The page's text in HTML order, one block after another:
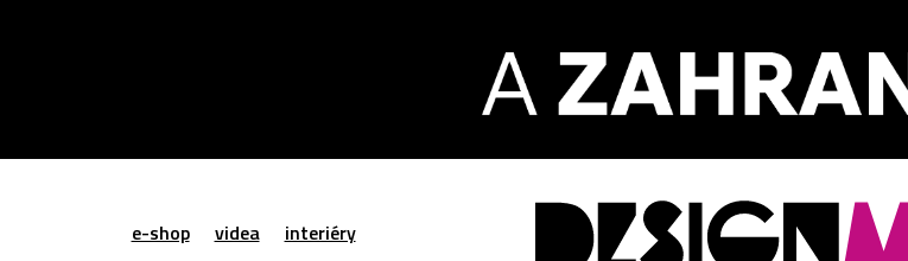
e-shop videa interiéry